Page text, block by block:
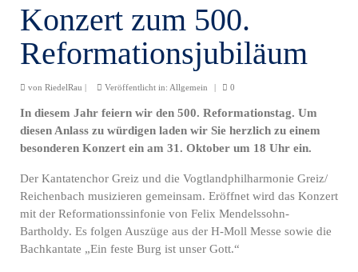
Konzert zum 500.
Reformationsjubiläum
von RiedelRau | Veröffentlicht in: Allgemein | 0
In diesem Jahr feiern wir den 500. Reformationstag. Um
diesen Anlass zu würdigen laden wir Sie herzlich zu einem
besonderen Konzert ein am 31. Oktober um 18 Uhr ein.
Der Kantatenchor Greiz und die Vogtlandphilharmonie Greiz/
Reichenbach musizieren gemeinsam. Eröffnet wird das Konzert
mit der Reformationssinfonie von Felix Mendelssohn-
Bartholdy. Es folgen Auszüge aus der H-Moll Messe sowie die
Bachkantate „Ein feste Burg ist unser Gott.“